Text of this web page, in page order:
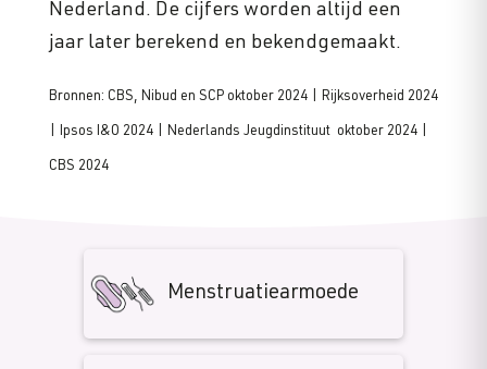
Nederland. De cijfers worden altijd een
jaar later berekend en bekendgemaakt.
Bronnen: CBS, Nibud en SCP oktober 2024 | Rijksoverheid 2024
| Ipsos I&O 2024 | Nederlands Jeugdinstituut oktober 2024 |
CBS 2024
Menstruatiearmoede